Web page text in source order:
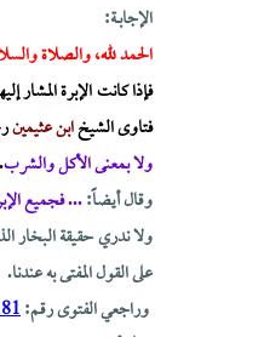
الإجابــة:
الحمد لله، والصلاة
فإذا كانت الإبرة
فتاوى الشيخابن عثيمين
ولا بمعنى الأكل والشرب
وقال أيضاً:... فجميع
ولا ندري حقيقة البخار
على القول المفتى به عندنا.
وراجعي الفتوى رقم: